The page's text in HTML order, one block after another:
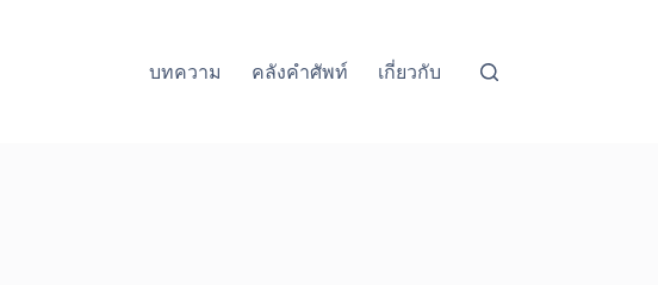
บทความ
คลังคำศัพท์ เกี่ยวกับ